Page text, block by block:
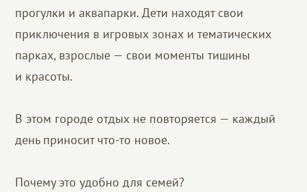
прогулки и аквапарки. Дети находят свои
приключения в игровых зонах и тематических
парках, взрослые — свои моменты тишины
и красоты.
В этом городе отдых не повторяется — каждый
день приносит что-то новое.
Почему это удобно для семей?